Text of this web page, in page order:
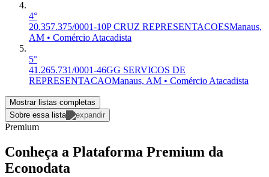
4°
20.357.375/0001-10P CRUZ REPRESENTACOESManaus,
AM • Comércio Atacadista
5°
41.265.731/0001-46GG SERVICOS DE
REPRESENTACAOManaus, AM • Comércio Atacadista
Mostrar listas completas
Sobre essa lista
Premium
Conheça a Plataforma Premium da
Econodata